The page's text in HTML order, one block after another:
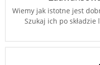
Wiemy jak istotne jest
Szukaj ich po